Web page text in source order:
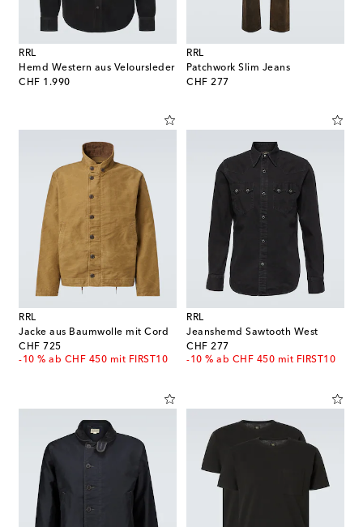
RRL
Hemd Western aus Veloursleder
CHF 1.990
original price
RRL
Patchwork Slim Jeans
CHF 277
original price
RRL
Jacke aus Baumwolle mit Cord
CHF 725
original price
-10 % ab CHF 450 mit FIRST10
RRL
Jeanshemd Sawtooth West
CHF 277
original price
-10 % ab CHF 450 mit FIRST10